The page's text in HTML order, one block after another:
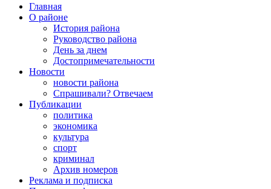
Главная
О районе
История района
Руководство района
День за днем
Достопримечательности
Новости
новости района
Спрашивали? Отвечаем
Публикации
политика
экономика
культура
спорт
криминал
Архив номеров
Реклама и подписка